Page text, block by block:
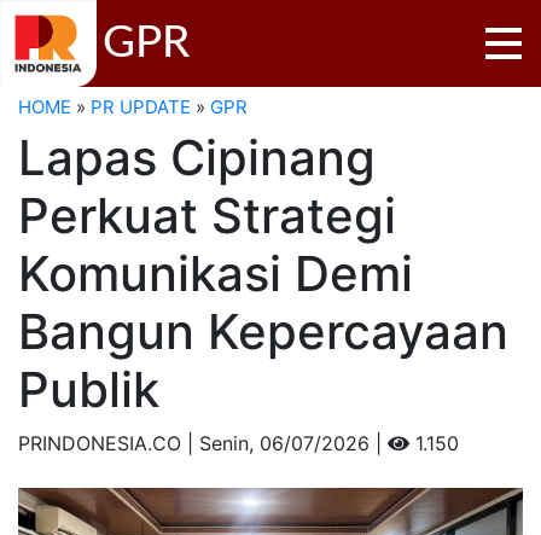
GPR
HOME » PR UPDATE » GPR
Lapas Cipinang
Perkuat Strategi
Komunikasi Demi
Bangun Kepercayaan
Publik
PRINDONESIA.CO | Senin, 06/07/2026 | 1.150